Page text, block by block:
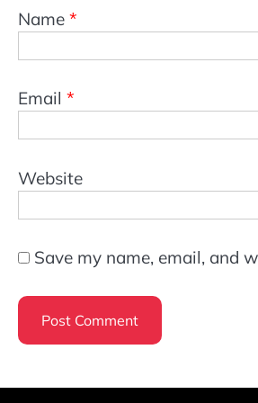
Name *
Email *
Website
Save my name, email, and